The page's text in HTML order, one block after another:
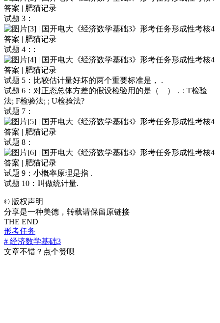
试题 3：
试题 4：:
试题 5：比较估计量好坏的两个重要标准是， .
试题 6：对正态总体方差的假设检验用的是（ ）．: T检验
法; F检验法; ; U检验法?
试题 7：
试题 8：
试题 9：小概率原理是指 .
试题 10：叫做统计量.
© 版权声明
分享是一种美德，转载请保留原链接
THE END
形考任务
# 经济数学基础3
文章不错？点个赞呗